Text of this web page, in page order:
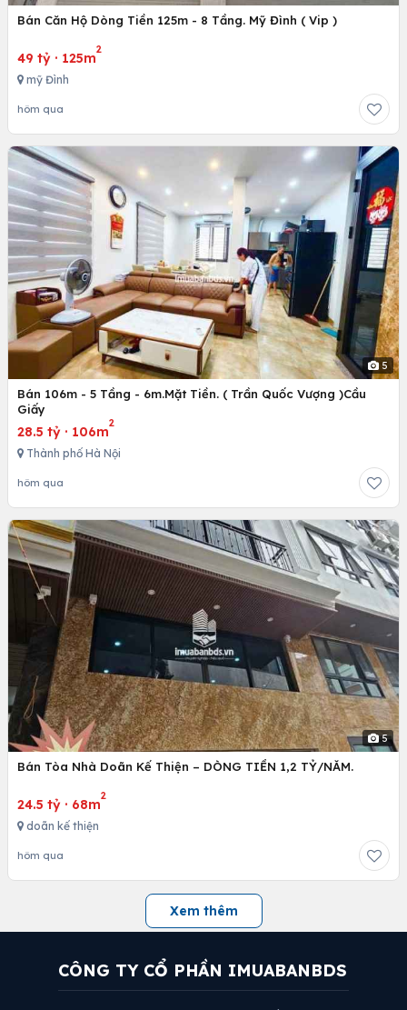
Bán Căn Hộ Dòng Tiền 125m - 8 Tầng. Mỹ Đình ( Vip )
49 tỷ · 125m
2
mỹ Đình
hôm qua
5
Bán 106m - 5 Tầng - 6m.Mặt Tiền. ( Trần Quốc Vượng )Cầu
Giấy
28.5 tỷ · 106m
2
Thành phố Hà Nội
hôm qua
5
Bán Tòa Nhà Doãn Kế Thiện – DÒNG TIỀN 1,2 TỶ/NĂM.
24.5 tỷ · 68m
2
doãn kế thiện
hôm qua
Xem thêm
CÔNG TY CỔ PHẦN IMUABANBDS